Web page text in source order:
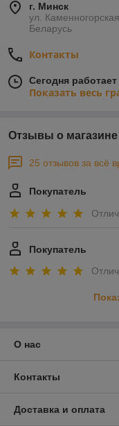
г. Минск
ул.
Беларусь
Контакты
Сегодня
Показать весь
Отзывы о магазине
25 отзывов за всё
Покупатель
Покупатель
О нас
Контакты
Доставка и оплата